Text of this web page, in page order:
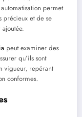
permet
précieux et de se
peut examiner des
qu’ils sont
vigueur, repérant
conformes.